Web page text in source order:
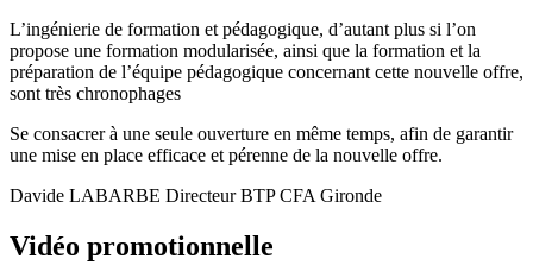
L’ingénierie de formation et pédagogique, d’autant plus si l’on
propose une formation modularisée, ainsi que la formation et la
préparation de l’équipe pédagogique concernant cette nouvelle offre,
sont très chronophages
Se consacrer à une seule ouverture en même temps, afin de garantir
une mise en place efficace et pérenne de la nouvelle offre.
Davide LABARBE Directeur BTP CFA Gironde
Vidéo promotionnelle